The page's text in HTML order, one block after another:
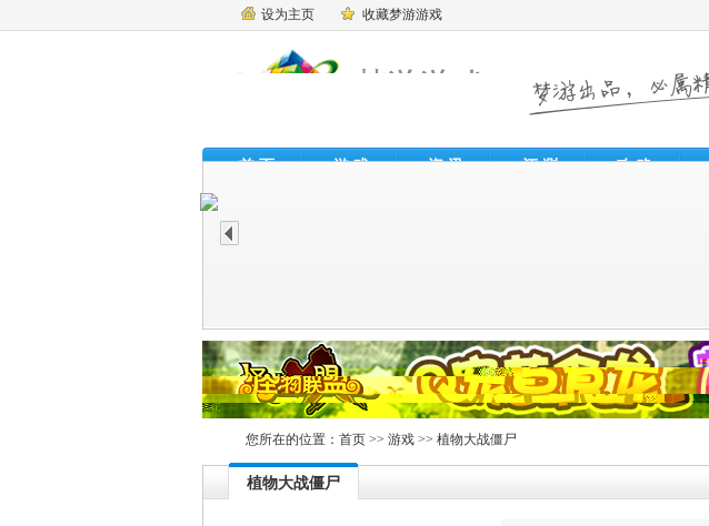
设为主页 收藏梦游游戏
首 页 游 戏 资 讯 评 测 攻 略
您所在的位置： 首页 >> 游戏 >> 植物大战僵尸
植物大战僵尸